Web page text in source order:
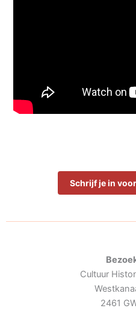
Schrijf je in
Cultuur
2461